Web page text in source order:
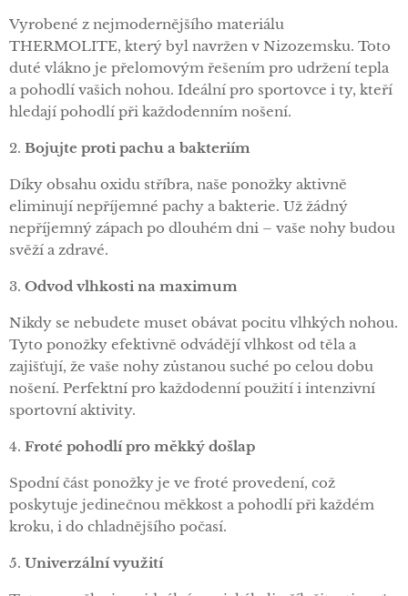
Vyrobené z nejmodernějšího materiálu
THERMOLITE, který byl navržen v Nizozemsku. Toto
duté vlákno je přelomovým řešením pro udržení tepla
a pohodlí vašich nohou. Ideální pro sportovce i ty, kteří
hledají pohodlí při každodenním nošení.
2. Bojujte proti pachu a bakteriím
Díky obsahu oxidu stříbra, naše ponožky aktivně
eliminují nepříjemné pachy a bakterie. Už žádný
nepříjemný zápach po dlouhém dni – vaše nohy budou
svěží a zdravé.
3. Odvod vlhkosti na maximum
Nikdy se nebudete muset obávat pocitu vlhkých nohou.
Tyto ponožky efektivně odvádějí vlhkost od těla a
zajišťují, že vaše nohy zůstanou suché po celou dobu
nošení. Perfektní pro každodenní použití i intenzivní
sportovní aktivity.
4. Froté pohodlí pro měkký došlap
Spodní část ponožky je ve froté provedení, což
poskytuje jedinečnou měkkost a pohodlí při každém
kroku, i do chladnějšího počasí.
5. Univerzální využití